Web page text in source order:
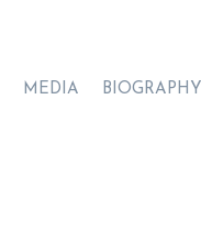
MEDIA BIOGRAPHY